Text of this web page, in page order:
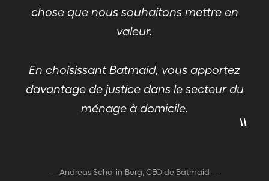
chose que nous souhaitons mettre en
valeur.
En choisissant Batmaid, vous apportez
davantage de justice dans le secteur du
ménage à domicile.
"
—Andreas Schollin-Borg, CEO de Batmaid —